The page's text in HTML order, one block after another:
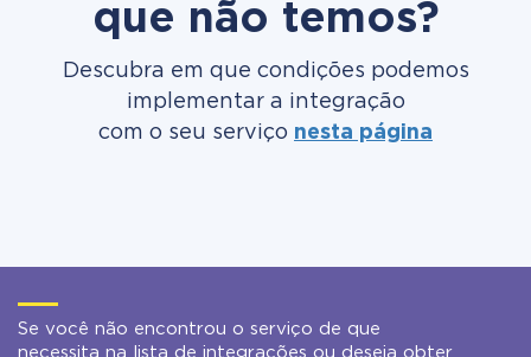
que não temos?
Descubra em que condições podemos
implementar a integração
com o seu serviço nesta página
Se você não encontrou o serviço de que
necessita na lista de integrações ou deseja obter